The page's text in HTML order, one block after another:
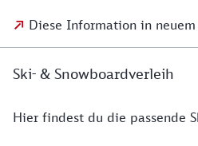
Diese Information in
Ski- & Snowboardverleih
Hier findest du die passende